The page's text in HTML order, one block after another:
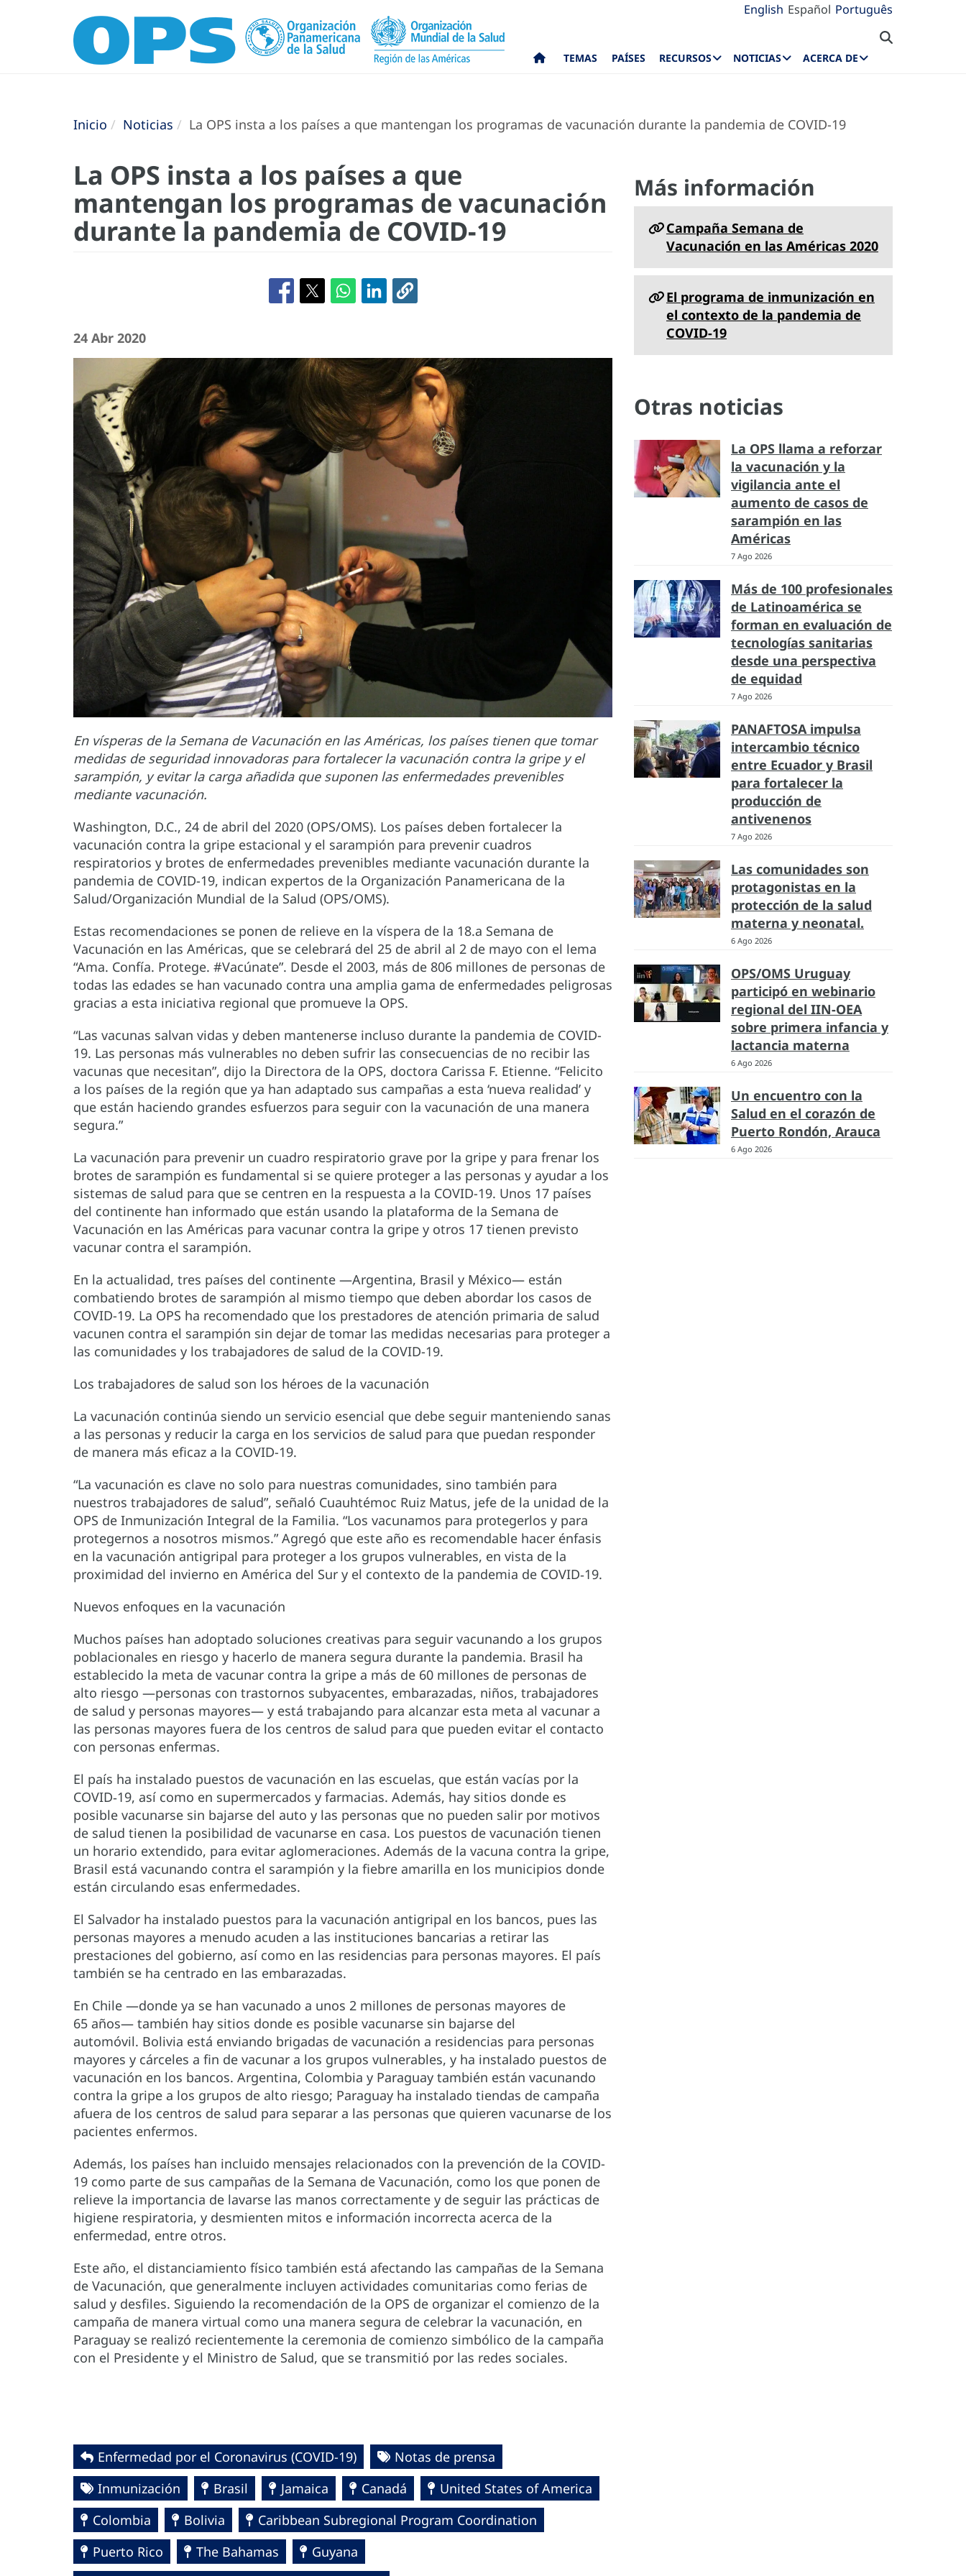
English Español Português
TEMAS PAÍSES RECURSOS NOTICIAS ACERCA DE
Inicio Noticias La OPS insta a los países a que mantengan los programas de vacunación durante la pandemia de COVID-19
La OPS insta a los países a que
mantengan los programas de vacunación
durante la pandemia de COVID-19
24 Abr 2020
En vísperas de la Semana de Vacunación en las Américas, los países tienen que tomar
medidas de seguridad innovadoras para fortalecer la vacunación contra la gripe y el
sarampión, y evitar la carga añadida que suponen las enfermedades prevenibles
mediante vacunación.
Washington, D.C., 24 de abril del 2020 (OPS/OMS). Los países deben fortalecer la
vacunación contra la gripe estacional y el sarampión para prevenir cuadros
respiratorios y brotes de enfermedades prevenibles mediante vacunación durante la
pandemia de COVID-19, indican expertos de la Organización Panamericana de la
Salud/Organización Mundial de la Salud (OPS/OMS).
Estas recomendaciones se ponen de relieve en la víspera de la 18.a Semana de
Vacunación en las Américas, que se celebrará del 25 de abril al 2 de mayo con el lema
“Ama. Confía. Protege. #Vacúnate”. Desde el 2003, más de 806 millones de personas de
todas las edades se han vacunado contra una amplia gama de enfermedades peligrosas
gracias a esta iniciativa regional que promueve la OPS.
“Las vacunas salvan vidas y deben mantenerse incluso durante la pandemia de COVID-
19. Las personas más vulnerables no deben sufrir las consecuencias de no recibir las
vacunas que necesitan”, dijo la Directora de la OPS, doctora Carissa F. Etienne. “Felicito
a los países de la región que ya han adaptado sus campañas a esta ‘nueva realidad’ y
que están haciendo grandes esfuerzos para seguir con la vacunación de una manera
segura.”
La vacunación para prevenir un cuadro respiratorio grave por la gripe y para frenar los
brotes de sarampión es fundamental si se quiere proteger a las personas y ayudar a los
sistemas de salud para que se centren en la respuesta a la COVID-19. Unos 17 países
del continente han informado que están usando la plataforma de la Semana de
Vacunación en las Américas para vacunar contra la gripe y otros 17 tienen previsto
vacunar contra el sarampión.
En la actualidad, tres países del continente —Argentina, Brasil y México— están
combatiendo brotes de sarampión al mismo tiempo que deben abordar los casos de
COVID-19. La OPS ha recomendado que los prestadores de atención primaria de salud
vacunen contra el sarampión sin dejar de tomar las medidas necesarias para proteger a
las comunidades y los trabajadores de salud de la COVID-19.
Los trabajadores de salud son los héroes de la vacunación
La vacunación continúa siendo un servicio esencial que debe seguir manteniendo sanas
a las personas y reducir la carga en los servicios de salud para que puedan responder
de manera más eficaz a la COVID-19.
“La vacunación es clave no solo para nuestras comunidades, sino también para
nuestros trabajadores de salud”, señaló Cuauhtémoc Ruiz Matus, jefe de la unidad de la
OPS de Inmunización Integral de la Familia. “Los vacunamos para protegerlos y para
protegernos a nosotros mismos.” Agregó que este año es recomendable hacer énfasis
en la vacunación antigripal para proteger a los grupos vulnerables, en vista de la
proximidad del invierno en América del Sur y el contexto de la pandemia de COVID‑19.
Nuevos enfoques en la vacunación
Muchos países han adoptado soluciones creativas para seguir vacunando a los grupos
poblacionales en riesgo y hacerlo de manera segura durante la pandemia. Brasil ha
establecido la meta de vacunar contra la gripe a más de 60 millones de personas de
alto riesgo —personas con trastornos subyacentes, embarazadas, niños, trabajadores
de salud y personas mayores— y está trabajando para alcanzar esta meta al vacunar a
las personas mayores fuera de los centros de salud para que pueden evitar el contacto
con personas enfermas.
El país ha instalado puestos de vacunación en las escuelas, que están vacías por la
COVID‑19, así como en supermercados y farmacias. Además, hay sitios donde es
posible vacunarse sin bajarse del auto y las personas que no pueden salir por motivos
de salud tienen la posibilidad de vacunarse en casa. Los puestos de vacunación tienen
un horario extendido, para evitar aglomeraciones. Además de la vacuna contra la gripe,
Brasil está vacunando contra el sarampión y la fiebre amarilla en los municipios donde
están circulando esas enfermedades.
El Salvador ha instalado puestos para la vacunación antigripal en los bancos, pues las
personas mayores a menudo acuden a las instituciones bancarias a retirar las
prestaciones del gobierno, así como en las residencias para personas mayores. El país
también se ha centrado en las embarazadas.
En Chile —donde ya se han vacunado a unos 2 millones de personas mayores de
65 años— también hay sitios donde es posible vacunarse sin bajarse del
automóvil. Bolivia está enviando brigadas de vacunación a residencias para personas
mayores y cárceles a fin de vacunar a los grupos vulnerables, y ha instalado puestos de
vacunación en los bancos. Argentina, Colombia y Paraguay también están vacunando
contra la gripe a los grupos de alto riesgo; Paraguay ha instalado tiendas de campaña
afuera de los centros de salud para separar a las personas que quieren vacunarse de los
pacientes enfermos.
Además, los países han incluido mensajes relacionados con la prevención de la COVID-
19 como parte de sus campañas de la Semana de Vacunación, como los que ponen de
relieve la importancia de lavarse las manos correctamente y de seguir las prácticas de
higiene respiratoria, y desmienten mitos e información incorrecta acerca de la
enfermedad, entre otros.
Este año, el distanciamiento físico también está afectando las campañas de la Semana
de Vacunación, que generalmente incluyen actividades comunitarias como ferias de
salud y desfiles. Siguiendo la recomendación de la OPS de organizar el comienzo de la
campaña de manera virtual como una manera segura de celebrar la vacunación, en
Paraguay se realizó recientemente la ceremonia de comienzo simbólico de la campaña
con el Presidente y el Ministro de Salud, que se transmitió por las redes sociales.
Enfermedad por el Coronavirus ‎‎(COVID-19)‎
Notas de prensa
Inmunización
Brasil Jamaica Canadá
United States of America
Colombia
Bolivia
Caribbean Subregional Program Coordination
Puerto Rico
The Bahamas
Guyana
Más información
Campaña Semana de
Vacunación en las Américas 2020
El programa de inmunización en
el contexto de la pandemia de
COVID-19
Otras noticias
La OPS llama a reforzar
la vacunación y la
vigilancia ante el
aumento de casos de
sarampión en las
Américas
7 Ago 2026
Más de 100 profesionales
de Latinoamérica se
forman en evaluación de
tecnologías sanitarias
desde una perspectiva
de equidad
7 Ago 2026
PANAFTOSA impulsa
intercambio técnico
entre Ecuador y Brasil
para fortalecer la
producción de
antivenenos
7 Ago 2026
Las comunidades son
protagonistas en la
protección de la salud
materna y neonatal.
6 Ago 2026
OPS/OMS Uruguay
participó en webinario
regional del IIN-OEA
sobre primera infancia y
lactancia materna
6 Ago 2026
Un encuentro con la
Salud en el corazón de
Puerto Rondón, Arauca
6 Ago 2026